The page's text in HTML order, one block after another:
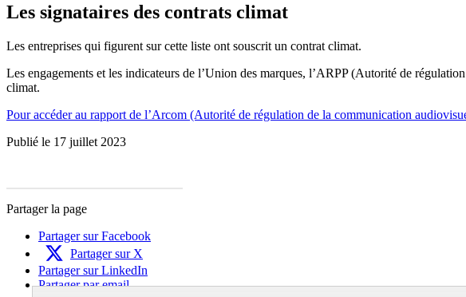
Les signataires des contrats climat
Les entreprises qui figurent sur cette liste ont souscrit un contrat climat.
Les engagements et les indicateurs de l’Union des marques, l’ARPP (Autorité de
climat.
Pour accéder au rapport de l’Arcom (Autorité de régulation de la communication
Publié le 17 juillet 2023
Partager la page
Partager sur Facebook
Partager sur X
Partager sur LinkedIn
Partager par email